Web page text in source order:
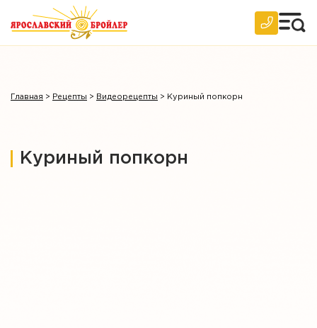
Архив
Главная > Рецепты > Видеорецепты > Куриный попкорн
Куриный попкорн